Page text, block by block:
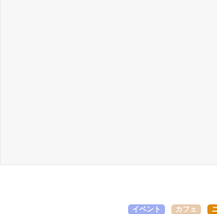
イベント カフェ